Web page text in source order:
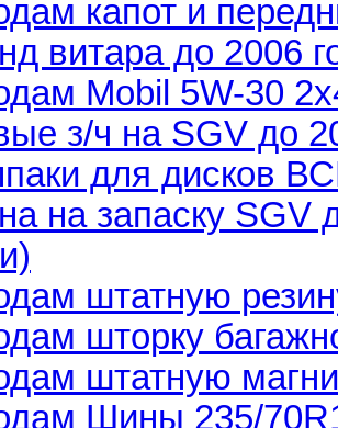
капот и
витара до 2006
Mobil 5W-30
з/ч на SGV до
для дисков
на запаску SGV
штатную
шторку
штатную
Шины 235/